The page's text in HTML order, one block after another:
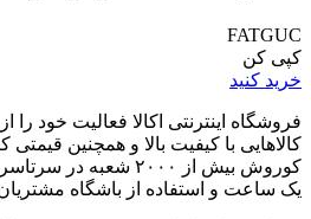
FATGUC
کپی کن
خرید کنید
کالاهایی با کیفیت بالا و همچنین
کوروش بیش از
یک ساعت و استفاده از باشگاه